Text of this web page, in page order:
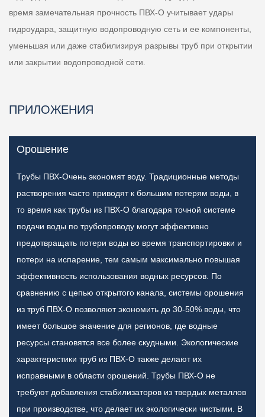
время замечательная прочность ПВХ-О учитывает удары
гидроудара, защитную водопроводную сеть и ее компоненты,
уменьшая или даже стабилизируя разрывы труб при открытии
или закрытии водопроводной сети.
ПРИЛОЖЕНИЯ
Орошение
Трубы ПВХ-Очень экономят воду. Традиционные методы
растворения часто приводят к большим потерям воды, в
то время как трубы из ПВХ-О благодаря точной системе
подачи воды по трубопроводу могут эффективно
предотвращать потери воды во время транспортировки и
потери на испарение, тем самым максимально повышая
эффективность использования водных ресурсов. По
сравнению с цепью открытого канала, системы орошения
из труб ПВХ-О позволяют экономить до 30-50% воды, что
имеет большое значение для регионов, где водные
ресурсы становятся все более скудными. Экологические
характеристики труб из ПВХ-О также делают их
исправными в области орошений. Трубы ПВХ-О не
требуют добавления стабилизаторов из твердых металлов
при производстве, что делает их экологически чистыми. В